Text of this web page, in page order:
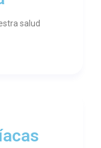
salud